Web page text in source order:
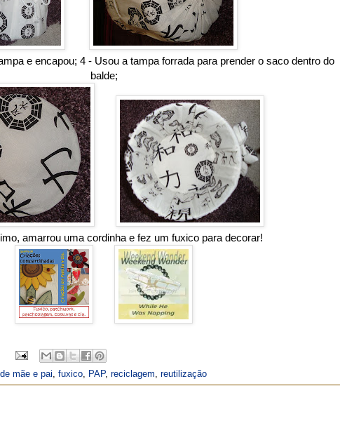
e encapou; 4 - Usou a tampa forrada para prender o saco dentro do
balde;
amarrou uma cordinha e fez um fuxico para decorar!
mãe e pai, fuxico, PAP, reciclagem, reutilização